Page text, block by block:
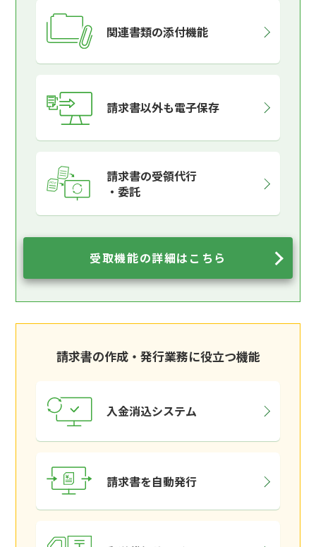
関連書類の添付機能
請求書以外も電子保存
請求書の受領代行
・委託
受取機能の詳細はこちら
請求書の作成・発行業務に役立つ機能
入金消込システム
請求書を自動発行